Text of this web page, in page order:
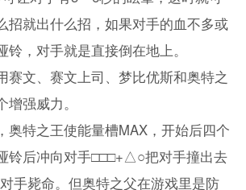
招就出什么招，如果对手的血不多或
，对手就是直接倒在地上。
赛文、赛文上司、梦比优斯和奥特之
强威力。
奥特之王使能量槽MAX，开始后四个
铃后冲向对手□□□+△○把对手撞出去
手毙命。但奥特之父在游戏里是防